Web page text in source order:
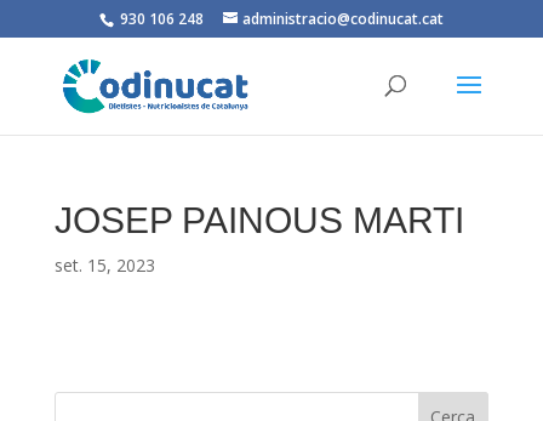
930 106 248 administracio@codinucat.cat
JOSEP PAINOUS MARTI
set. 15, 2023